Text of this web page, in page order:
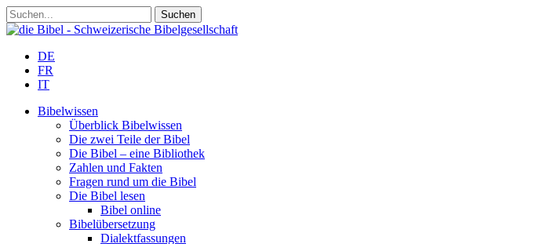
DE
FR
IT
Bibelwissen
Überblick Bibelwissen
Die zwei Teile der Bibel
Die Bibel – eine Bibliothek
Zahlen und Fakten
Fragen rund um die Bibel
Die Bibel lesen
Bibel online
Bibelübersetzung
Dialektfassungen